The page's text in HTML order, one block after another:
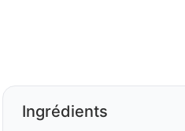
Ingrédients